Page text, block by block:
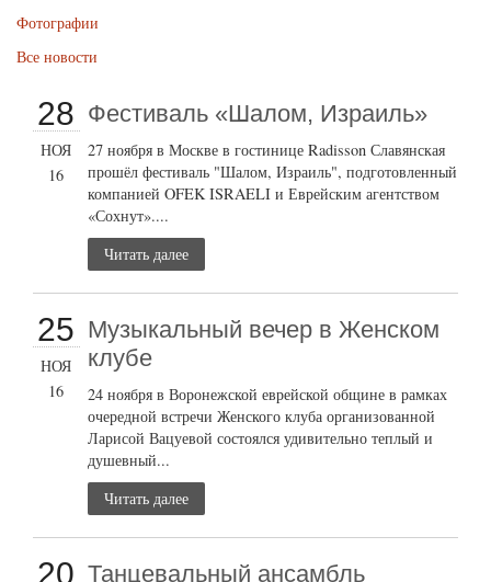
Фотографии
Все новости
28
НОЯ
16
Фестиваль «Шалом, Израиль»
27 ноября в Москве в гостинице Radisson Славянская
прошёл фестиваль "Шалом, Израиль", подготовленный
компанией OFEK ISRAELI и Еврейским агентством
«Сохнут»....
Читать далее
25
НОЯ
16
Музыкальный вечер в Женском
клубе
24 ноября в Воронежской еврейской общине в рамках
очередной встречи Женского клуба организованной
Ларисой Вацуевой состоялся удивительно теплый и
душевный...
Читать далее
20 Танцевальный ансамбль